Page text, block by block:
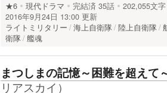
★6 現代ドラマ 完結済 35話
202,055文字
2016年9月24日 13:00 更新
ライトミリタリー
海上自衛隊 陸上自衛隊
衛隊 艦魂
まつしまの記憶～困難を超えて
リアスカイ）